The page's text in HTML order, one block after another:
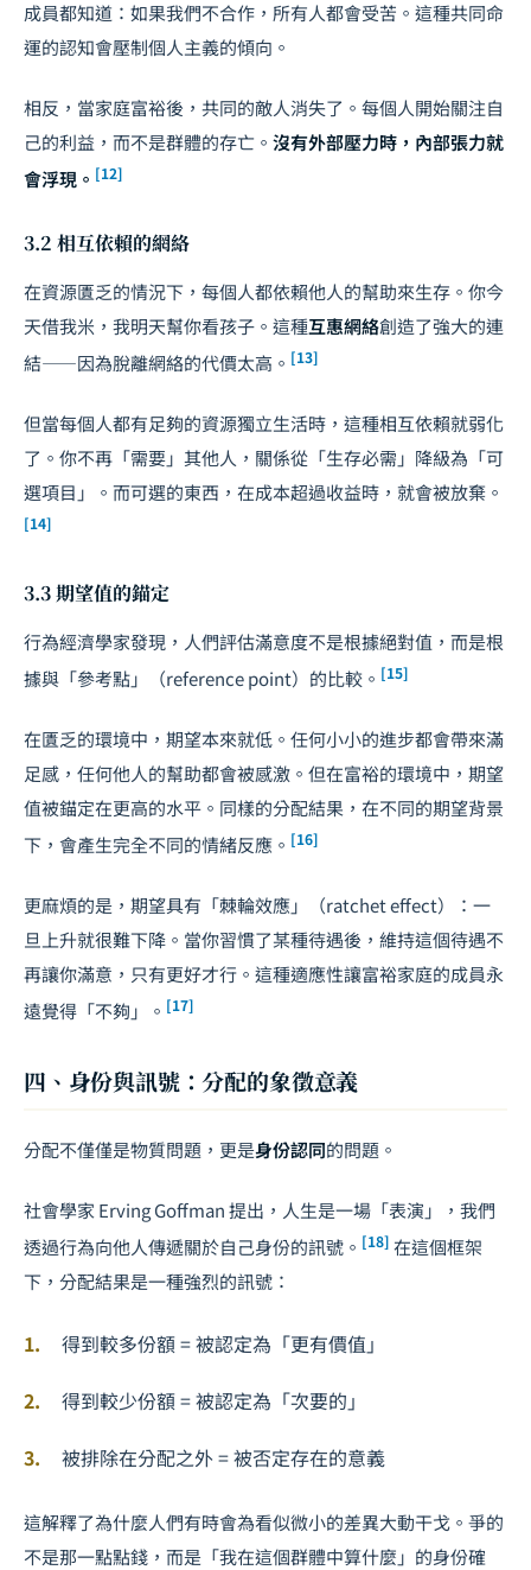
成員都知道：如果我們不合作，所有人都會受苦。這種共同命
運的認知會壓制個人主義的傾向。
相反，當家庭富裕後，共同的敵人消失了。每個人開始關注自
己的利益，而不是群體的存亡。 沒有外部壓力時，內部張力就
會浮現。 [12]
3.2 相互依賴的網絡
在資源匱乏的情況下，每個人都依賴他人的幫助來生存。你今
天借我米，我明天幫你看孩子。這種互惠網絡創造了強大的連
結——因為脫離網絡的代價太高。 [13]
但當每個人都有足夠的資源獨立生活時，這種相互依賴就弱化
了。你不再「需要」其他人，關係從「生存必需」降級為「可
選項目」。而可選的東西，在成本超過收益時，就會被放棄。
[14]
3.3 期望值的錨定
行為經濟學家發現，人們評估滿意度不是根據絕對值，而是根
據與「參考點」（reference point）的比較。 [15]
在匱乏的環境中，期望本來就低。任何小小的進步都會帶來滿
足感，任何他人的幫助都會被感激。但在富裕的環境中，期望
值被錨定在更高的水平。同樣的分配結果，在不同的期望背景
下，會產生完全不同的情緒反應。 [16]
更麻煩的是，期望具有「棘輪效應」（ratchet effect）：一
旦上升就很難下降。當你習慣了某種待遇後，維持這個待遇不
再讓你滿意，只有更好才行。這種適應性讓富裕家庭的成員永
遠覺得「不夠」。 [17]
四、身份與訊號：分配的象徵意義
分配不僅僅是物質問題，更是身份認同的問題。
社會學家 Erving Goffman 提出，人生是一場「表演」，我們
透過行為向他人傳遞關於自己身份的訊號。 [18] 在這個框架
下，分配結果是一種強烈的訊號：
得到較多份額 = 被認定為「更有價值」
得到較少份額 = 被認定為「次要的」
被排除在分配之外 = 被否定存在的意義
這解釋了為什麼人們有時會為看似微小的差異大動干戈。爭的
不是那一點點錢，而是「我在這個群體中算什麼」的身份確